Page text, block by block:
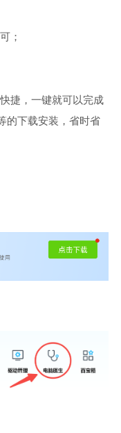
；
捷，一键就可以完成
的下载安装，省时省